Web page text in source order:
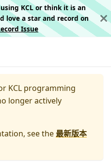
KCL or think it is an
love a star and record on
Issue
KCL programming
longer actively
see the最新版本